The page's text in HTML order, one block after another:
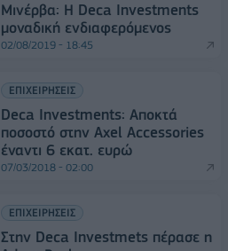
Μινέρβα: Η Deca Investments
μοναδική ενδιαφερόμενος
02/08/2019 - 18:45
ΕΠΙΧΕΙΡΗΣΕΙΣ
Deca Investments: Αποκτά
ποσοστό στην Axel Accessories
έναντι 6 εκατ. ευρώ
07/03/2018 - 02:00
ΕΠΙΧΕΙΡΗΣΕΙΣ
Στην Deca Investmets πέρασε η